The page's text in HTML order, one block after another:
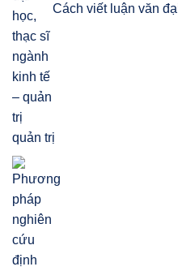
Cách viết luận văn
quản trị